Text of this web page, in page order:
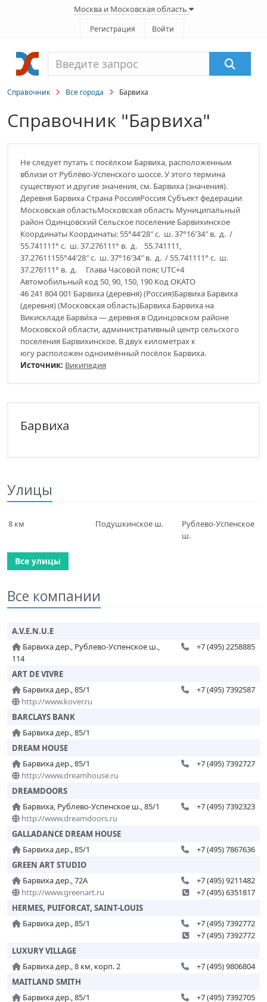
Москва и Московская область
Регистрация Войти
Справочник Все города Барвиха
Справочник "Барвиха"
Не следует путать с посёлком Барвиха, расположенным
вблизи от Рублёво-Успенского шоссе. У этого термина
существуют и другие значения, см. Барвиха (значения).
Деревня Барвиха Страна РоссияРоссия Субъект федерации
Московская областьМосковская область Муниципальный
район Одинцовский Сельское поселение Барвихинское
Координаты Координаты: 55°44′28″ с. ш. 37°16′34″ в. д. /
55.741111° с. ш. 37.276111° в. д. 55.741111,
37.27611155°44′28″ с. ш. 37°16′34″ в. д. / 55.741111° с. ш.
37.276111° в. д. Глава Часовой пояс UTC+4
Автомобильный код 50, 90, 150, 190 Код ОКАТО
46 241 804 001 Барвиха (деревня) (Россия)Барвиха Барвиха
(деревня) (Московская область)Барвиха Барвиха на
Викискладе Барви́ха — деревня в Одинцовском районе
Московской области, административный центр сельского
поселения Барвихинское. В двух километрах к
югу расположен одноимённый посёлок Барвиха.
Источник: Википедия
Барвиха
Улицы
8 км Подушкинское ш.
Рублево-Успенское
ш.
Все улицы
Все компании
A.V.E.N.U.E
Барвиха дер., Рублево-Успенское ш.,
114
+7 (495) 2258885
ART DE VIVRE
Барвиха дер., 85/1
http://www.kover.ru
+7 (495) 7392587
BARCLAYS BANK
Барвиха дер., 85/1
DREAM HOUSE
Барвиха дер., 85/1
http://www.dreamhouse.ru
+7 (495) 7392727
DREAMDOORS
Барвиха, Рублево-Успенское ш., 85/1
http://www.dreamdoors.ru
+7 (495) 7392323
GALLADANCE DREAM HOUSE
Барвиха дер., 85/1
+7 (495) 7867636
GREEN ART STUDIO
Барвиха дер., 72А
http://www.greenart.ru
+7 (495) 9211482
+7 (495) 6351817
HERMES, PUIFORCAT, SAINT-LOUIS
Барвиха дер., 85/1
+7 (495) 7392772
+7 (495) 7392772
LUXURY VILLAGE
Барвиха дер., 8 км, корп. 2
+7 (495) 9806804
MAITLAND SMITH
Барвиха дер., 85/1
+7 (495) 7392705